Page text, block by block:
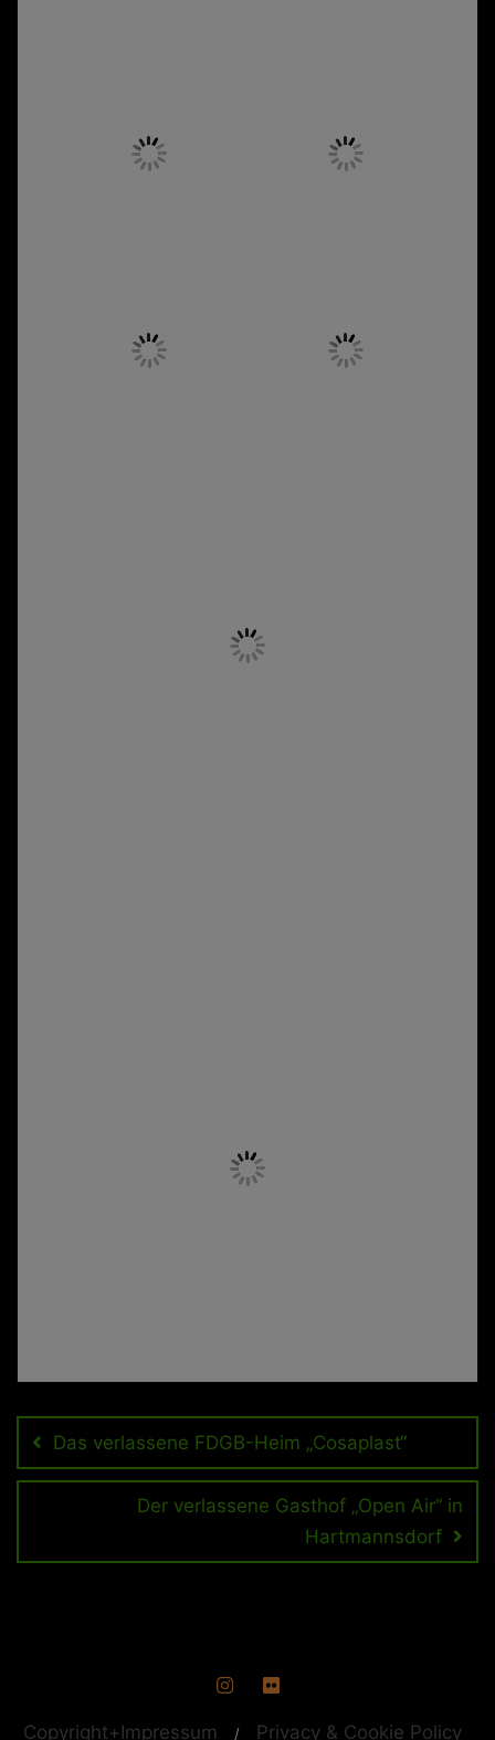
Das verlassene FDGB-Heim „Cosaplast“
Der verlassene Gasthof „Open Air“ in
Hartmannsdorf
Copyright+Impressum Privacy & Cookie Policy